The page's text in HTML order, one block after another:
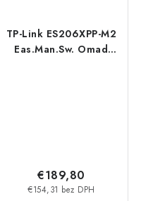
TP-Link ES206XPP-M2
Eas.Man.Sw. Omad
€154,31 bez DPH
€189,80